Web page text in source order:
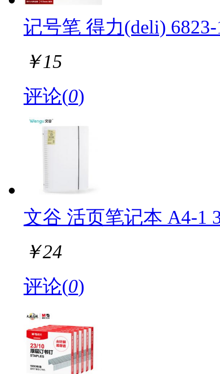
记号笔 得力(deli)
￥15
评论(0)
文谷 活页笔记本 A4-1
￥24
评论(0)